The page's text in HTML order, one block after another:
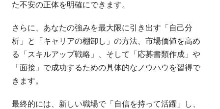
た不安の正体を明確にできます。
さらに、あなたの強みを最大限に引き出す「自己分
析」と「キャリアの棚卸し」の方法、市場価値を高め
る「スキルアップ戦略」、そして「応募書類作成」や
「面接」で成功するための具体的なノウハウを習得で
きます。
最終的には、新しい職場で「自信を持って活躍」し、